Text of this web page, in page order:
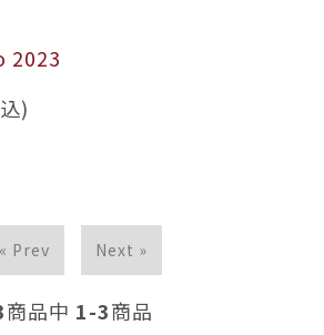
2023
)
« Prev Next »
商品中 1-3商品